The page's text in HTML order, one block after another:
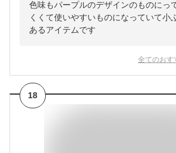
色味もパープルのデザインのものにっ
くくて使いやすいものになっていて小
あるアイテムです
全てのおす
18